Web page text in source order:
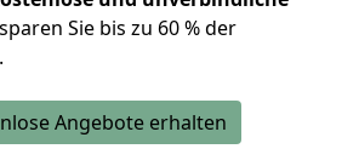
Sie bis zu 60 % der
Angebote erhalten